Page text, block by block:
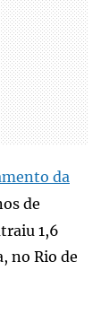
da
de
1,6
no Rio de